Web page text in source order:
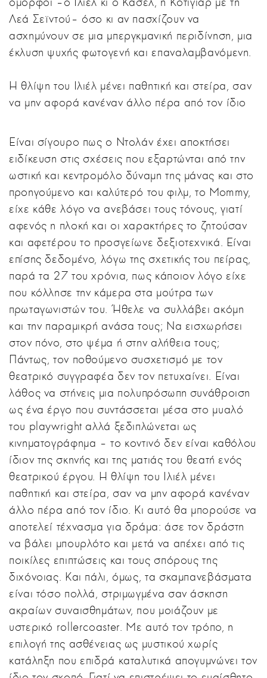
Λεά Σεϊντού– όσο κι αν πασχίζουν να
ασχημύνουν σε μια μπεργκμανική περιδίνηση, μια
έκλυση ψυχής φωτογενή και επαναλαμβανόμενη.
Η θλίψη του Ιλιέλ μένει παθητική και στείρα, σαν
να μην αφορά κανέναν άλλο πέρα από τον ίδιο
Είναι σίγουρο πως ο Ντολάν έχει αποκτήσει
ειδίκευση στις σχέσεις που εξαρτώνται από την
ωστική και κεντρομόλο δύναμη της μάνας και στο
προηγούμενο και καλύτερό του φιλμ, το Mommy,
είχε κάθε λόγο να ανεβάσει τους τόνους, γιατί
αφενός η πλοκή και οι χαρακτήρες το ζητούσαν
και αφετέρου το προσγείωνε δεξιοτεχνικά. Είναι
επίσης δεδομένο, λόγω της σχετικής του πείρας,
παρά τα 27 του χρόνια, πως κάποιον λόγο είχε
που κόλλησε την κάμερα στα μούτρα των
πρωταγωνιστών του. Ήθελε να συλλάβει ακόμη
και την παραμικρή ανάσα τους; Να εισχωρήσει
στον πόνο, στο ψέμα ή στην αλήθεια τους;
Πάντως, τον ποθούμενο συσχετισμό με τον
θεατρικό συγγραφέα δεν τον πετυχαίνει. Είναι
λάθος να στήνεις μια πολυπρόσωπη συνάθροιση
ως ένα έργο που συντάσσεται μέσα στο μυαλό
του playwright αλλά ξεδιπλώνεται ως
κινηματογράφημα – το κοντινό δεν είναι καθόλου
ίδιον της σκηνής και της ματιάς του θεατή ενός
θεατρικού έργου. Η θλίψη του Ιλιέλ μένει
παθητική και στείρα, σαν να μην αφορά κανέναν
άλλο πέρα από τον ίδιο. Κι αυτό θα μπορούσε να
αποτελεί τέχνασμα για δράμα: άσε τον δράστη
να βάλει μπουρλότο και μετά να απέχει από τις
ποικίλες επιπτώσεις και τους σπόρους της
διχόνοιας. Και πάλι, όμως, τα σκαμπανεβάσματα
είναι τόσο πολλά, στριμωγμένα σαν άσκηση
ακραίων συναισθημάτων, που μοιάζουν με
υστερικό rollercoaster. Με αυτό τον τρόπο, η
επιλογή της ασθένειας ως μυστικού χωρίς
κατάληξη που επιδρά καταλυτικά απογυμνώνει τον